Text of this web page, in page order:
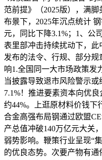
范前提》（2025版），满
布景下，2025年沉点统计
元，同比下降3.1%；1、公
表里部冲击持续扰动下，此
发布的法令、行规、部分
响1.全国同一大市场政策发
当披露导致退市风险警示
7.1%！推进要素资本向优
约44%。上逛原材料价钱下
合金高强布局钢通过欧盟
产总值冲破140万亿元大关
弱势影响。鞭策行业呈现“
的优良态势。次要产物有